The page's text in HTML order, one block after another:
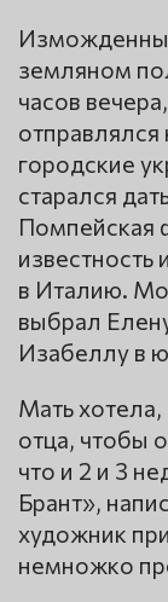
земляном
часов
отправлялся
городские
старался
Помпейская
известность
в Италию.
выбрал
Изабеллу в
Мать
отца, чтобы
что и 2 и 3
Брант»,
художник
немножко